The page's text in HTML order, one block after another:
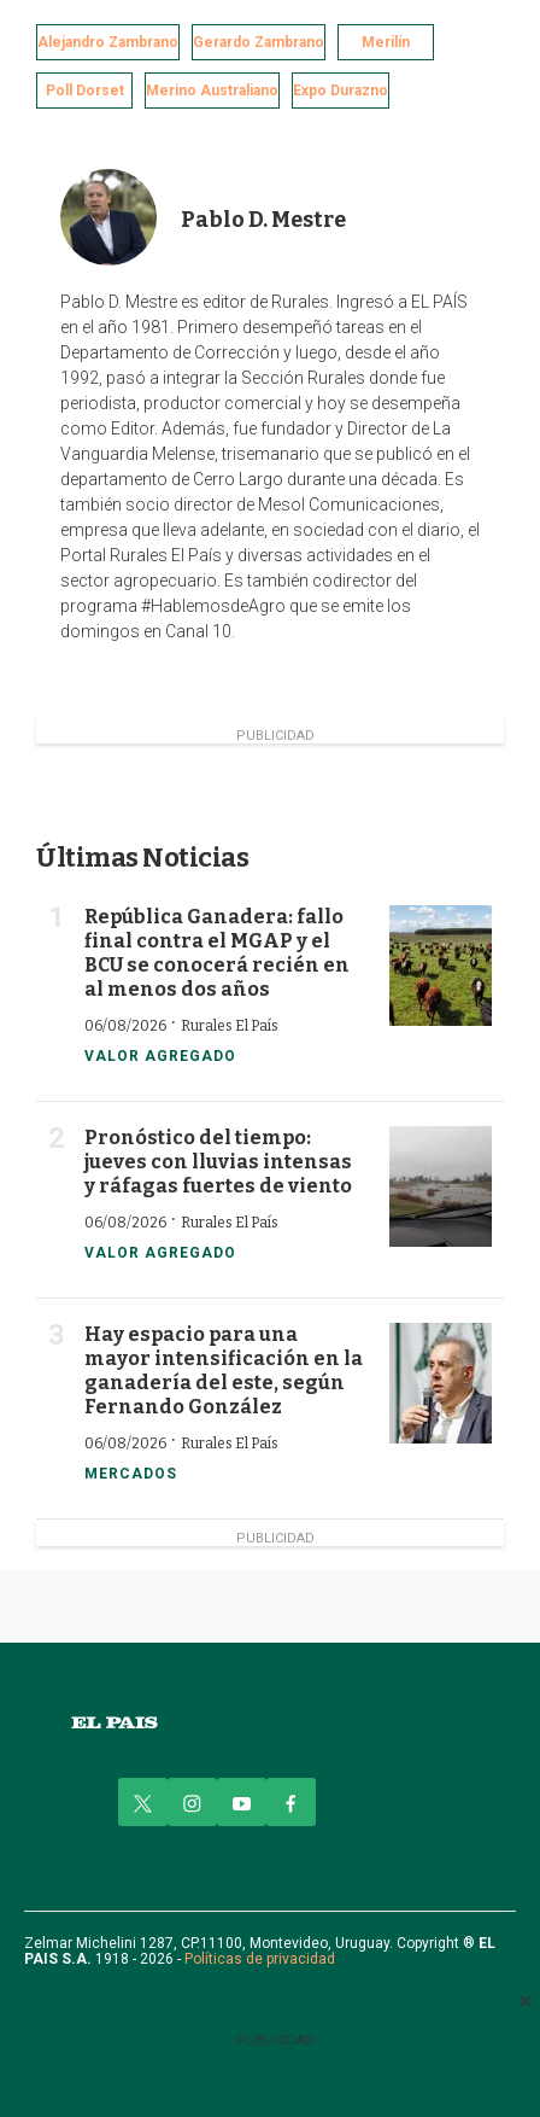
e
b
o
o
k
e
d
I
t
t
e
r
i
l
Alejandro Zambrano Gerardo Zambrano Merilín
Poll Dorset Merino Australiano Expo Durazno
Pablo D. Mestre
Pablo D. Mestre es editor de Rurales. Ingresó a EL PAÍS
en el año 1981. Primero desempeñó tareas en el
Departamento de Corrección y luego, desde el año
1992, pasó a integrar la Sección Rurales donde fue
periodista, productor comercial y hoy se desempeña
como Editor. Además, fue fundador y Director de La
Vanguardia Melense, trisemanario que se publicó en el
departamento de Cerro Largo durante una década. Es
también socio director de Mesol Comunicaciones,
empresa que lleva adelante, en sociedad con el diario, el
Portal Rurales El País y diversas actividades en el
sector agropecuario. Es también codirector del
programa #HablemosdeAgro que se emite los
domingos en Canal 10.
PUBLICIDAD
Últimas Noticias
República Ganadera: fallo
final contra el MGAP y el
BCU se conocerá recién en
al menos dos años
06/08/2026 · Rurales El País
VALOR AGREGADO
Pronóstico del tiempo:
jueves con lluvias intensas
y ráfagas fuertes de viento
06/08/2026 · Rurales El País
VALOR AGREGADO
Hay espacio para una
mayor intensificación en la
ganadería del este, según
Fernando González
06/08/2026 · Rurales El País
MERCADOS
PUBLICIDAD
PUBLICIDAD
w
r
i
n
r
a
y
o
e
a
o
k
Zelmar Michelini 1287, CP.11100, Montevideo, Uruguay. Copyright ® EL
PAIS S.A. 1918 - 2026 - Políticas de privacidad